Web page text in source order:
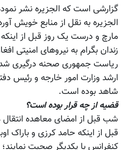
گزارشی است که الجزیره نشر
مارچ و درست یک روز قبل از
زندان بگرام به نیروهای امنیتی
ریاست جمهوری صحنه درگیری
ارشد وزارت امور خارجه و رئیس
شاهد بوده است.
قضیه از چه قرار بوده است؟
شب قبل از امضای معاهده انتقال
قبل از اینکه حامد کرزی و باراک
کنفرانس با یکدیگر صحبت